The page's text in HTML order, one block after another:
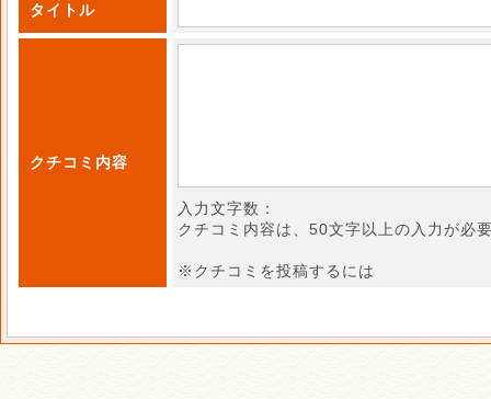
タイトル
クチコミ内容
入力文字数：
クチコミ内容は、50文字以上の入力が必
※クチコミを投稿するには